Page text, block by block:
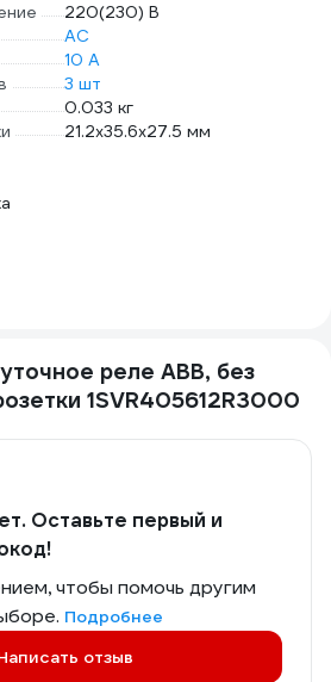
220(230) В
AC
10 А
3 шт
0.033 кг
21.2х35.6х27.5 мм
реле ABB, без
1SVR405612R3000
Оставьте первый и
чтобы помочь другим
Подробнее
отзыв